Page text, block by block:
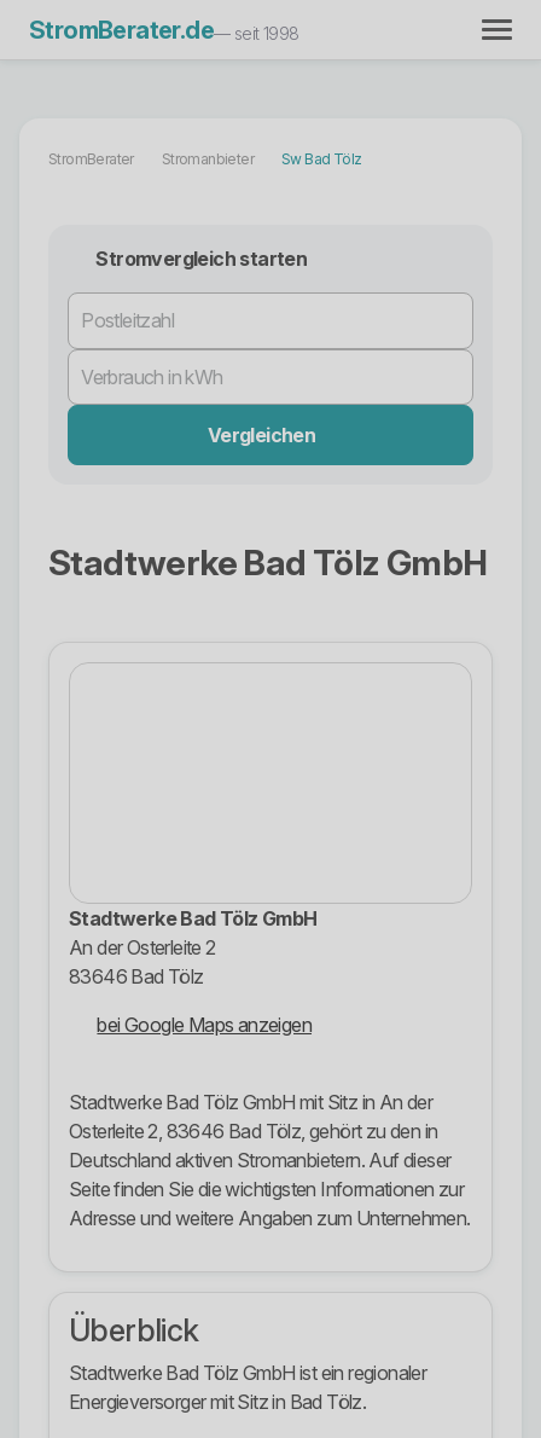
StromBerater.de— seit 1998
StromBerater Stromanbieter Sw Bad Tölz
Stromvergleich starten
Vergleichen
Stadtwerke Bad Tölz GmbH
Stadtwerke Bad Tölz GmbH
An der Osterleite 2
83646 Bad Tölz
bei Google Maps anzeigen
Stadtwerke Bad Tölz GmbH mit Sitz in An der
Osterleite 2, 83646 Bad Tölz, gehört zu den in
Deutschland aktiven Stromanbietern. Auf dieser
Seite finden Sie die wichtigsten Informationen zur
Adresse und weitere Angaben zum Unternehmen.
Überblick
Stadtwerke Bad Tölz GmbH ist ein regionaler
Energieversorger mit Sitz in Bad Tölz.